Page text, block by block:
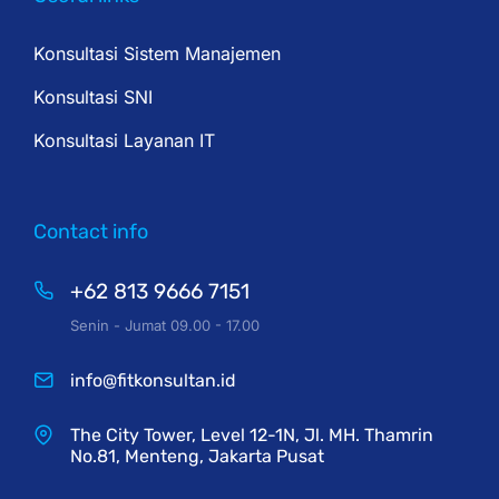
Konsultasi Sistem Manajemen
Konsultasi SNI
Konsultasi Layanan IT
Contact info
+62 813 9666 7151
Senin - Jumat 09.00 - 17.00
info@fitkonsultan.id
The City Tower, Level 12-1N, Jl. MH. Thamrin
No.81, Menteng, Jakarta Pusat